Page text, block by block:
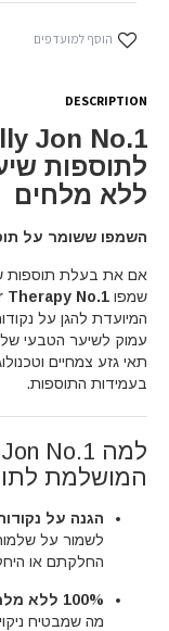
הוסף למועדפים
DESCRIPTION
לתוספות
ללא מלחים
השמפו ששומר על
אם את בעלת תוספות
שמפו Therapy No.1
המיועדת להגן על
עמוק לשיער הטבעי
בעמידות התוספות.
המושלמת
הגנה על
לשמור על
החלקתם או
100% ללא מלחים (Salt-Free):
מה שמבטיח